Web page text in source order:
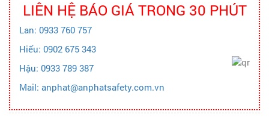
LIÊN HỆ BÁO GIÁ TRONG 30 PHÚT
Lan: 0933 760 757
Hiếu: 0902 675 343
Hậu: 0933 789 387
Mail: anphat@anphatsafety.com.vn